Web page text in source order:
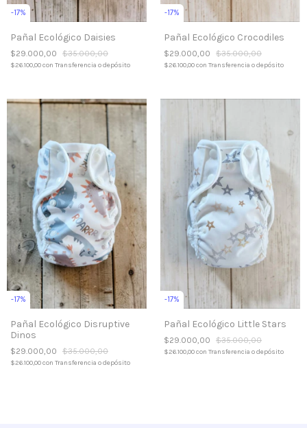
-17%
Pañal Ecológico Daisies
$29.000,00 $35.000,00
$26.100,00con Transferencia o depósito
-17%
Pañal Ecológico Crocodiles
$29.000,00 $35.000,00
$26.100,00con Transferencia o depósito
-17%
Pañal Ecológico Disruptive
Dinos
$29.000,00 $35.000,00
$26.100,00con Transferencia o depósito
-17%
Pañal Ecológico Little Stars
$29.000,00 $35.000,00
$26.100,00con Transferencia o depósito